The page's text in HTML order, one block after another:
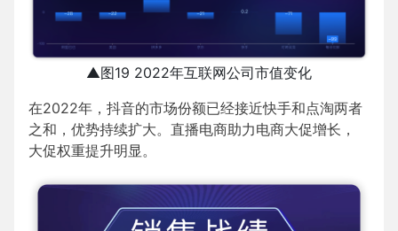
▲图19 2022年互联网公司市值变化
在2022年，抖音的市场份额已经接近快手和点淘两者
之和，优势持续扩大。直播电商助力电商大促增长，
大促权重提升明显。